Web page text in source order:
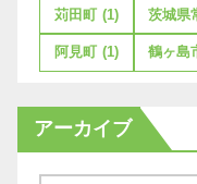
苅田町 (1) 茨城県
阿見町 (1) 鶴ヶ島
アーカイブ